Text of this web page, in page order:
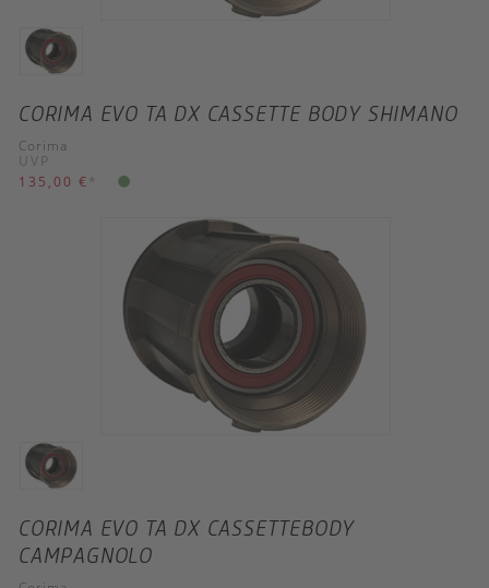
CORIMA EVO TA DX CASSETTE BODY SHIMANO
Corima
UVP
135,00 € *
CORIMA EVO TA DX CASSETTEBODY
CAMPAGNOLO